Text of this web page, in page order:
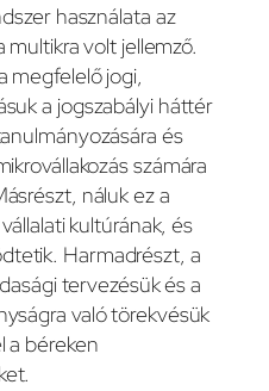
használata az
volt jellemző.
megfelelő jogi,
a jogszabályi háttér
és
számára
náluk ez a
kultúrának, és
Harmadrészt, a
tervezésük és a
való törekvésük
a béreken